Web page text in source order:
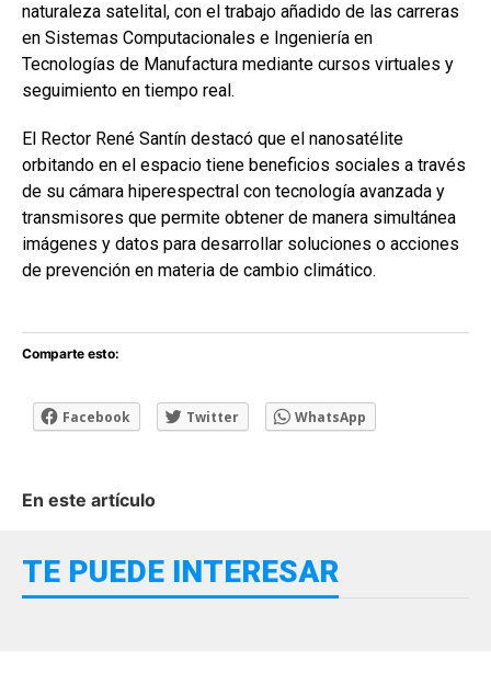
naturaleza satelital, con el trabajo añadido de las carreras
en Sistemas Computacionales e Ingeniería en
Tecnologías de Manufactura mediante cursos virtuales y
seguimiento en tiempo real.
El Rector René Santín destacó que el nanosatélite
orbitando en el espacio tiene beneficios sociales a través
de su cámara hiperespectral con tecnología avanzada y
transmisores que permite obtener de manera simultánea
imágenes y datos para desarrollar soluciones o acciones
de prevención en materia de cambio climático.
Comparte esto:
Facebook Twitter WhatsApp
En este artículo
TE PUEDE INTERESAR